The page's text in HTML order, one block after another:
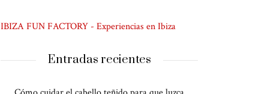
IBIZA FUN FACTORY - Experiencias en Ibiza
Entradas recientes